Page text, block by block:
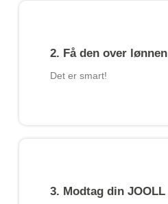
2. Få den over lønnen
Det er smart!​
3. Modtag din JOOLL